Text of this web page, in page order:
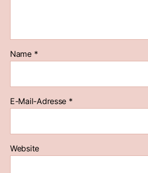
Name *
E-Mail-Adresse *
Website